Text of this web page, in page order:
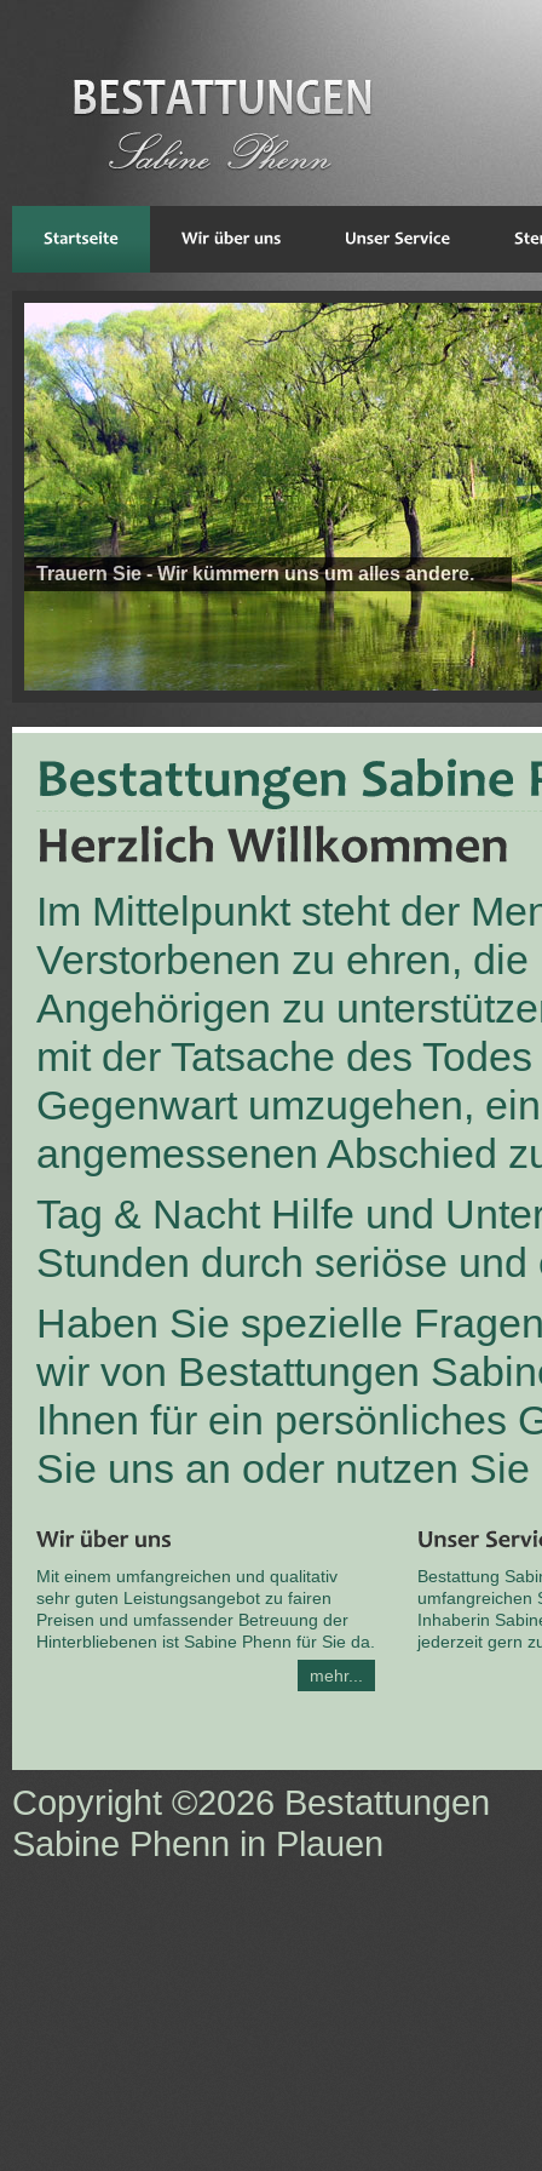
Trauern Sie - Wir kümmern uns um alles andere.
Im Mittelpunkt steht der
Verstorbenen zu ehren, die
Angehörigen zu
mit der Tatsache des
Gegenwart umzugehen,
angemessenen Abschied
Tag & Nacht Hilfe und
Stunden durch seriöse
Haben Sie spezielle
wir von Bestattungen
Ihnen für ein persönliches
Sie uns an oder nutzen
Mit einem umfangreichen und qualitativ
sehr guten Leistungsangebot zu fairen
Preisen und umfassender Betreuung der
Hinterbliebenen ist Sabine Phenn für Sie da.
mehr...
Bestattung
umfangreichen
Inhaberin
jederzeit gern
Copyright ©2026 Bestattungen
Sabine Phenn in Plauen